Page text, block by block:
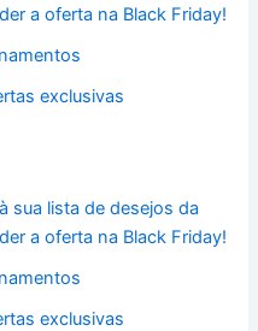
a oferta na Black Friday!
exclusivas
sua lista de desejos da
a oferta na Black Friday!
exclusivas